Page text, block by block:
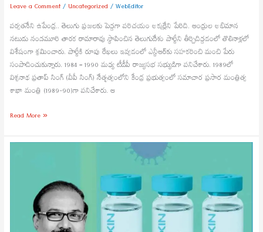
Leave a Comment/ Uncategorized /WebEditor
పర్వతనేని ఉపేంద్ర.. తెలుగు ప్రజలకు పెద్దగా పరిచయం అక్కర్లేని పేరిది. ఆంధ్రుల అభిమాన
నటుడు నందమూరి తారక రామారావు స్థాపించిన తెలుగుదేశం పార్టీని తీర్చిదిద్దడంలో తొలినాళ్లలో
విశేషంగా శ్రమించారు. పార్టీకి రూపు రేఖలు ఇవ్వడంలో ఎన్టీఆర్‌కు సహకరించి మంచి పేరు
సంపాదించుకున్నారు. 1984 – 1990 మధ్య టీడీపీ రాజ్యసభ సభ్యుడిగా పనిచేశారు. 1989లో
విశ్వనాథ ప్రతాప్ సింగ్ (వీపీ సింగ్) నేతృత్వంలోని కేంద్ర ప్రభుత్వంలో సమాచార ప్రసార మంత్రిత్వ
శాఖా మంత్రి (1989-90)గా పనిచేశారు. ఆ
Read More »